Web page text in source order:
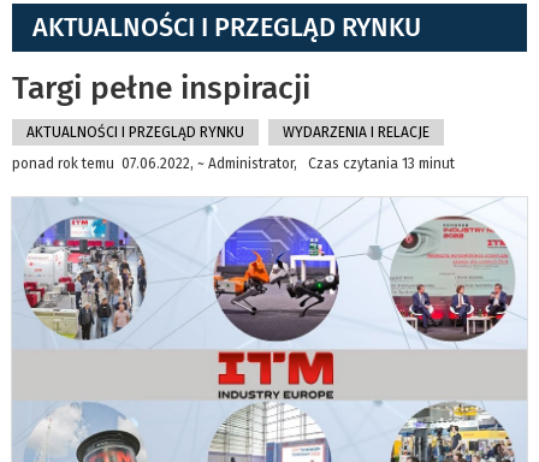
AKTUALNOŚCI I PRZEGLĄD RYNKU
Targi pełne inspiracji
AKTUALNOŚCI I PRZEGLĄD RYNKU
WYDARZENIA I RELACJE
ponad rok temu 07.06.2022, ~ Administrator, Czas czytania 13 minut